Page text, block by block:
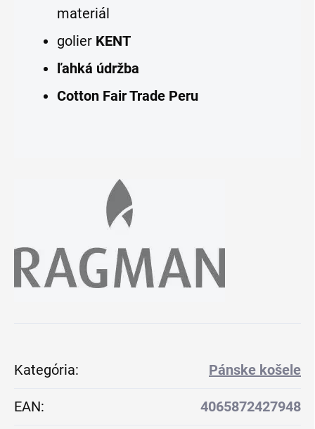
materiál
golier KENT
ľahká údržba
Cotton Fair TradePeru
Kategória: Pánske košele
EAN: 4065872427948